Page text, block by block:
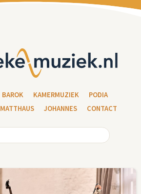
BAROK KAMERMUZIEK
PODIA
MATTHAUS JOHANNES CONTACT